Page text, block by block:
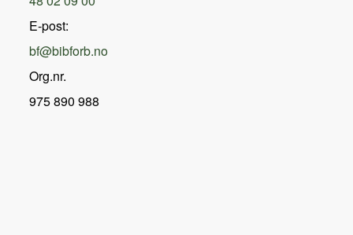
E-post:
bf@bibforb.no
Org.nr.
975 890 988